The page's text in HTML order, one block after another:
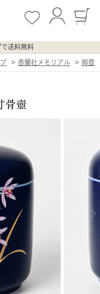
送料無料
香蘭社メモリアル 御壺
骨壺